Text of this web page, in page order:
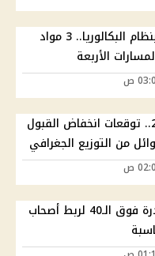
الصف الثالث الثانوي بنظام البكالوريا.. 3 مواد
الأربعة
تنسيق الجامعات 2026.. توقعات انخفاض القبول
وزارة العمل تعلن مبادرة فوق الـ40 لربط أصحاب